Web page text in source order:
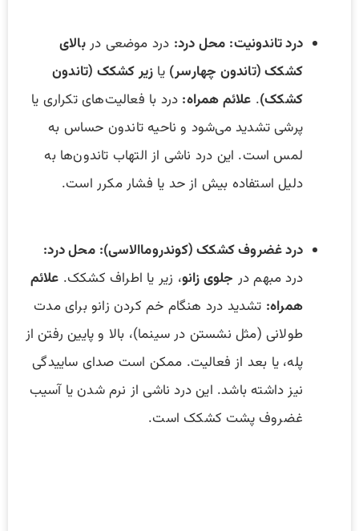
درد تاندونیت: محل درد: درد موضعی دربالای
کشکک (تاندون چهارسر) یا زیر کشکک (تاندون
کشکک). علائم همراه: درد با فعالیت‌های تکراری یا
پرشی تشدید می‌شود و ناحیه تاندون حساس به
لمس است. این درد ناشی از التهاب تاندون‌ها به
دلیل استفاده بیش از حد یا فشار مکرر است.
درد غضروف کشکک (کوندروماالاسی): محل درد:
درد مبهم در جلوی زانو، زیر یا اطراف کشکک. علائم
همراه: تشدید درد هنگام خم کردن زانو برای مدت
طولانی (مثل نشستن در سینما)، بالا و پایین رفتن از
پله، یا بعد از فعالیت. ممکن است صدای ساییدگی
نیز داشته باشد. این درد ناشی از نرم شدن یا آسیب
غضروف پشت کشکک است.